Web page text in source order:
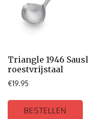
Triangle 1946
roestvrijstaal
€19.95
BESTELLEN